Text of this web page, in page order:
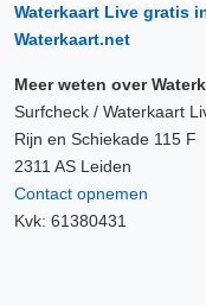
Waterkaart Live gratis
Waterkaart.net
Meer weten over
Surfcheck / Waterkaart
Rijn en Schiekade 115 F
2311 AS Leiden
Contact opnemen
Kvk: 61380431